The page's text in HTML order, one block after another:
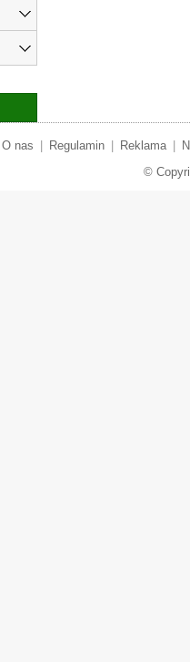
O nas Regulamin Reklama
©